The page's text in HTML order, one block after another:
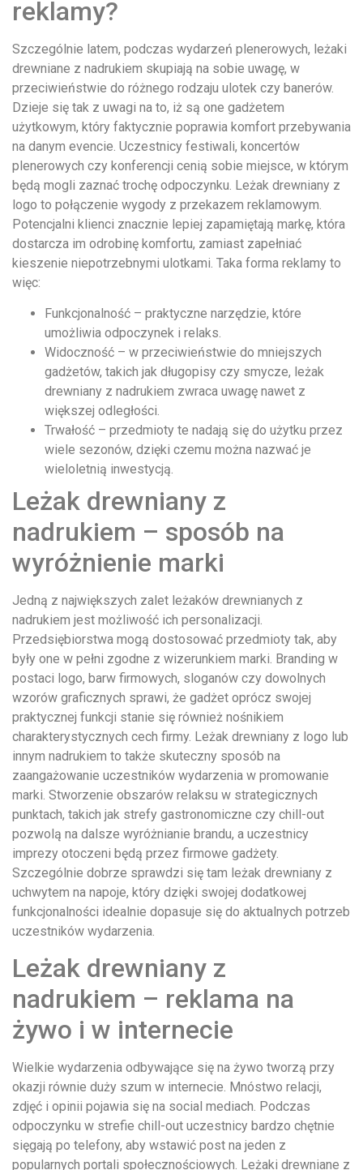
reklamy?
Szczególnie latem, podczas wydarzeń plenerowych, leżaki
drewniane z nadrukiem skupiają na sobie uwagę, w
przeciwieństwie do różnego rodzaju ulotek czy banerów.
Dzieje się tak z uwagi na to, iż są one gadżetem
użytkowym, który faktycznie poprawia komfort przebywania
na danym evencie. Uczestnicy festiwali, koncertów
plenerowych czy konferencji cenią sobie miejsce, w którym
będą mogli zaznać trochę odpoczynku. Leżak drewniany z
logo to połączenie wygody z przekazem reklamowym.
Potencjalni klienci znacznie lepiej zapamiętają markę, która
dostarcza im odrobinę komfortu, zamiast zapełniać
kieszenie niepotrzebnymi ulotkami. Taka forma reklamy to
więc:
Funkcjonalność – praktyczne narzędzie, które
umożliwia odpoczynek i relaks.
Widoczność – w przeciwieństwie do mniejszych
gadżetów, takich jak długopisy czy smycze, leżak
drewniany z nadrukiem zwraca uwagę nawet z
większej odległości.
Trwałość – przedmioty te nadają się do użytku przez
wiele sezonów, dzięki czemu można nazwać je
wieloletnią inwestycją.
Leżak drewniany z
nadrukiem – sposób na
wyróżnienie marki
Jedną z największych zalet leżaków drewnianych z
nadrukiem jest możliwość ich personalizacji.
Przedsiębiorstwa mogą dostosować przedmioty tak, aby
były one w pełni zgodne z wizerunkiem marki. Branding w
postaci logo, barw firmowych, sloganów czy dowolnych
wzorów graficznych sprawi, że gadżet oprócz swojej
praktycznej funkcji stanie się również nośnikiem
charakterystycznych cech firmy. Leżak drewniany z logo lub
innym nadrukiem to także skuteczny sposób na
zaangażowanie uczestników wydarzenia w promowanie
marki. Stworzenie obszarów relaksu w strategicznych
punktach, takich jak strefy gastronomiczne czy chill-out
pozwolą na dalsze wyróżnianie brandu, a uczestnicy
imprezy otoczeni będą przez firmowe gadżety.
Szczególnie dobrze sprawdzi się tam leżak drewniany z
uchwytem na napoje, który dzięki swojej dodatkowej
funkcjonalności idealnie dopasuje się do aktualnych potrzeb
uczestników wydarzenia.
Leżak drewniany z
nadrukiem – reklama na
żywo i w internecie
Wielkie wydarzenia odbywające się na żywo tworzą przy
okazji równie duży szum w internecie. Mnóstwo relacji,
zdjęć i opinii pojawia się na social mediach. Podczas
odpoczynku w strefie chill-out uczestnicy bardzo chętnie
sięgają po telefony, aby wstawić post na jeden z
popularnych portali społecznościowych. Leżaki drewniane z